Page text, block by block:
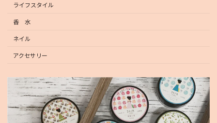
ライフスタイル
香 水
ネイル
アクセサリー